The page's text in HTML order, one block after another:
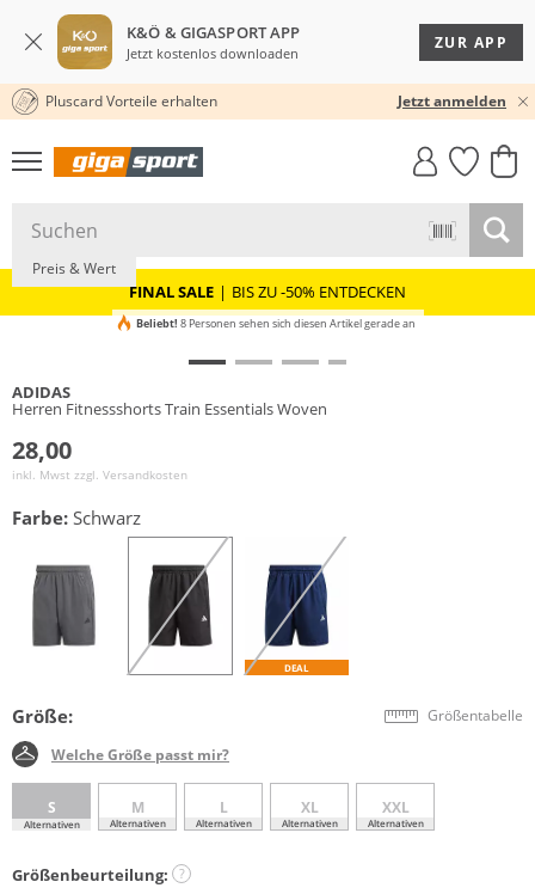
K&Ö & GIGASPORT APP
Jetzt kostenlos downloaden
ZUR APP
30 TAGE RÜCKGABERECHT
Pluscard Vorteile erhalten Jetzt anmelden
GIGASTYLE
FAHRRAD­
MUST-HAVE
FINAL SALE | BIS ZU -50% ENTDECKEN
Nachhaltig
Preis & Wert
Beliebt! 8 Personen sehen sich diesen Artikel gerade an
ADIDAS
Herren Fitnessshorts Train Essentials Woven
28,00
inkl. Mwst zzgl. Versandkosten
Farbe: Schwarz
DEAL
Größe: Größentabelle
Welche Größe passt mir?
S
Alternativen
M
Alternativen
L
Alternativen
XL
Alternativen
XXL
Alternativen
Größenbeurteilung: ?